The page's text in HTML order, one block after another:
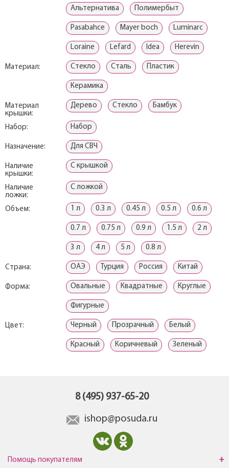
Альтернатива Полимербыт
Pasabahce Mayer boch Luminarc
Loraine Lefard Idea Herevin
Материал: Стекло Сталь Пластик
Керамика
Материал
крышки:
Дерево Стекло Бамбук
Набор: Набор
Назначение: Для СВЧ
Наличие
крышки:
С крышкой
Наличие
ложки:
С ложкой
Объем: 1 л 0.3 л 0.45 л 0.5 л 0.6 л
0.7 л 0.75 л 0.9 л 1.5 л 2 л
3 л 4 л 5 л 0.8 л
Страна: ОАЭ Турция Россия Китай
Форма: Овальные Квадратные Круглые
Фигурные
Цвет: Черный Прозрачный Белый
Красный Коричневый Зеленый
8 (495) 937-65-20
ishop@posuda.ru
Помощь покупателям